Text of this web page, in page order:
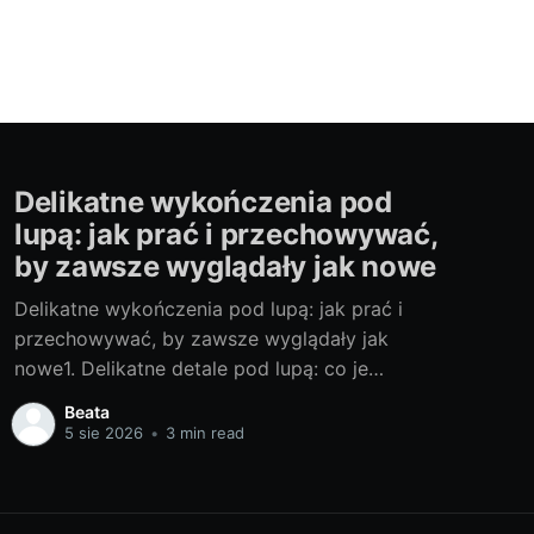
Delikatne wykończenia pod
lupą: jak prać i przechowywać,
by zawsze wyglądały jak nowe
Delikatne wykończenia pod lupą: jak prać i
przechowywać, by zawsze wyglądały jak
nowe1. Delikatne detale pod lupą: co je
wyróżnia i czego potrzebują (koronki, hafty,
jedwab, cekiny)Koronki, misterny haft, miękki
wymagają troski. Koronka i haft lubią dotyk,
Beata
5 sie 2026 • 3 min read